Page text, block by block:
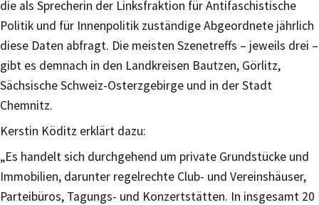
die als Sprecherin der Linksfraktion für Antifaschistische
Politik und für Innenpolitik zuständige Abgeordnete jährlich
diese Daten abfragt. Die meisten Szenetreffs – jeweils drei –
gibt es demnach in den Landkreisen Bautzen, Görlitz,
Sächsische Schweiz-Osterzgebirge und in der Stadt
Chemnitz.
Kerstin Köditz erklärt dazu:
„Es handelt sich durchgehend um private Grundstücke und
Immobilien, darunter regelrechte Club- und Vereinshäuser,
Parteibüros, Tagungs- und Konzertstätten. In insgesamt 20